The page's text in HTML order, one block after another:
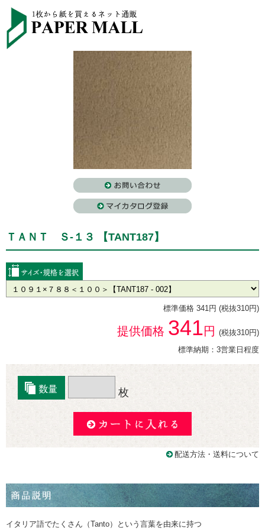
ＴＡＮＴ Ｓ-１３ 【TANT187】
標準価格 341円 (税抜310円)
提供価格 341円 (税抜310円)
標準納期：3営業日程度
枚
配送方法・送料について
イタリア語でたくさん（Tanto）という言葉を由来に持つ